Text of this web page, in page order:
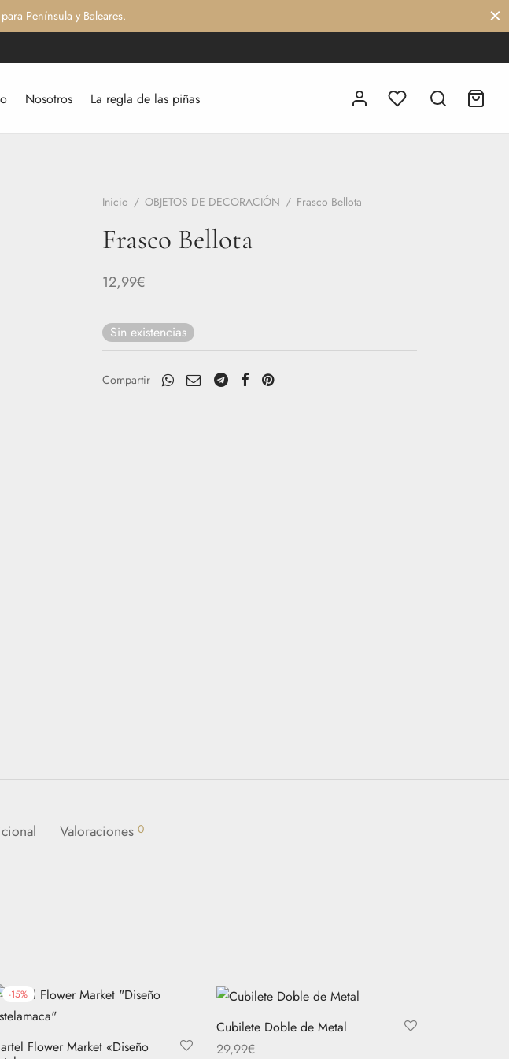
Península y Baleares.
Nosotros La regla de las piñas
Inicio / OBJETOS DE DECORACIÓN / Frasco Bellota
Frasco Bellota
12,99€
Sin existencias
Compartir
Valoraciones 0
-15%
Flower Market «Diseño
Cubilete Doble de Metal
29,99€